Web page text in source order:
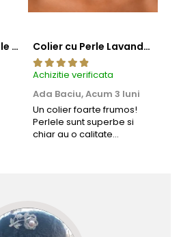
Cercei Perle Naturale Negre 5-6 mm, Buton AAA, Aur 14K (aur 585), Tip Șurub | KASKADDA® Colier cu Perle Lavanda la Baza Gatului, de 4-5 mm, Perle Rare, Calitate AAA+, Aur 14K | KASKADDA®
Achizitie verificata
Ada Baciu,Acum 3 luni
Un colier foarte frumos!
Perlele sunt superbe si
chiar au o calitate